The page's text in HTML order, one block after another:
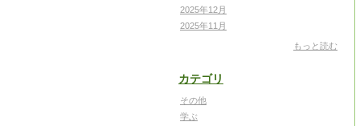
2025年12月
2025年11月
もっと読む
カテゴリ
その他
学ぶ